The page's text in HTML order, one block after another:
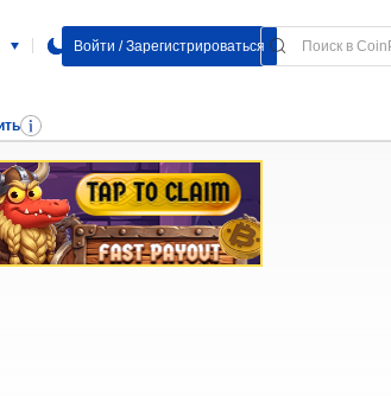
Войти / Зарегистрироваться